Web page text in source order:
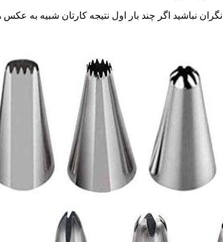
نباشید اگر چند بار اول نتیجه کارتان شبیه به عکس